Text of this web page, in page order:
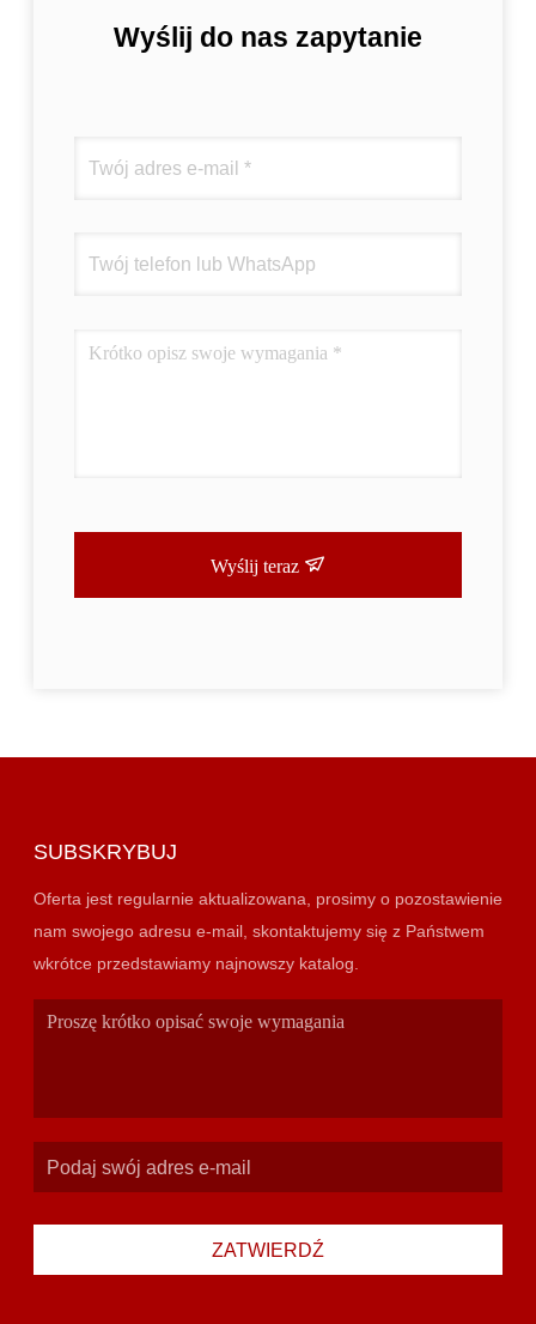
Wyślij do nas zapytanie
Wyślij teraz
SUBSKRYBUJ
Oferta jest regularnie aktualizowana, prosimy o pozostawienie
nam swojego adresu e-mail, skontaktujemy się z Państwem
wkrótce przedstawiamy najnowszy katalog.
ZATWIERDŹ